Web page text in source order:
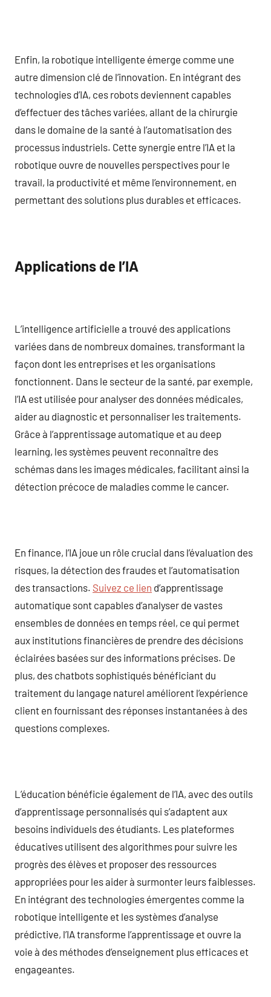
Enfin, la robotique intelligente émerge comme une
autre dimension clé de l’innovation. En intégrant des
technologies d’IA, ces robots deviennent capables
d’effectuer des tâches variées, allant de la chirurgie
dans le domaine de la santé à l’automatisation des
processus industriels. Cette synergie entre l’IA et la
robotique ouvre de nouvelles perspectives pour le
travail, la productivité et même l’environnement, en
permettant des solutions plus durables et efficaces.
Applications de l’IA
L’intelligence artificielle a trouvé des applications
variées dans de nombreux domaines, transformant la
façon dont les entreprises et les organisations
fonctionnent. Dans le secteur de la santé, par exemple,
l’IA est utilisée pour analyser des données médicales,
aider au diagnostic et personnaliser les traitements.
Grâce à l’apprentissage automatique et au deep
learning, les systèmes peuvent reconnaître des
schémas dans les images médicales, facilitant ainsi la
détection précoce de maladies comme le cancer.
En finance, l’IA joue un rôle crucial dans l’évaluation des
risques, la détection des fraudes et l’automatisation
des transactions. Suivez ce lien d’apprentissage
automatique sont capables d’analyser de vastes
ensembles de données en temps réel, ce qui permet
aux institutions financières de prendre des décisions
éclairées basées sur des informations précises. De
plus, des chatbots sophistiqués bénéficiant du
traitement du langage naturel améliorent l’expérience
client en fournissant des réponses instantanées à des
questions complexes.
L’éducation bénéficie également de l’IA, avec des outils
d’apprentissage personnalisés qui s’adaptent aux
besoins individuels des étudiants. Les plateformes
éducatives utilisent des algorithmes pour suivre les
progrès des élèves et proposer des ressources
appropriées pour les aider à surmonter leurs faiblesses.
En intégrant des technologies émergentes comme la
robotique intelligente et les systèmes d’analyse
prédictive, l’IA transforme l’apprentissage et ouvre la
voie à des méthodes d’enseignement plus efficaces et
engageantes.